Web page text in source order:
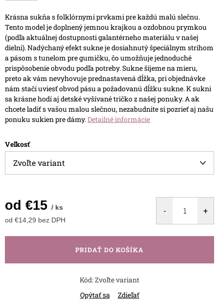
Krásna sukňa s folklórnymi prvkami pre každú malú slečnu.
Tento model je doplnený jemnou krajkou a ozdobnou prymkou
(podľa aktuálnej dostupnosti galantérneho materiálu v našej
dielni). Nadýchaný efekt sukne je dosiahnutý špeciálnym strihom
a pásom s tunelom pre gumičku, čo umožňuje jednoduché
prispôsobenie obvodu podľa potreby.Sukne šijeme na mieru,
preto ak vám nevyhovuje prednastavená dĺžka, pri objednávke
nám stačí uviesť obvod pásu a požadovanú dĺžku sukne.K sukni
sa krásne hodí aj detské vyšívané tričko z našej ponuky. A ak
chcete ladiť s vašou malou slečnou, nezabudnite si pozrieť aj našu
ponuku sukien pre dámy.Detailné informácie
Veľkosť
od €15 / ks
od €14,29 bez DPH
cena:
PRIDAŤ DO KOŠÍKA
Kód:Zvoľte variant
Opýtať sa
Zdieľať